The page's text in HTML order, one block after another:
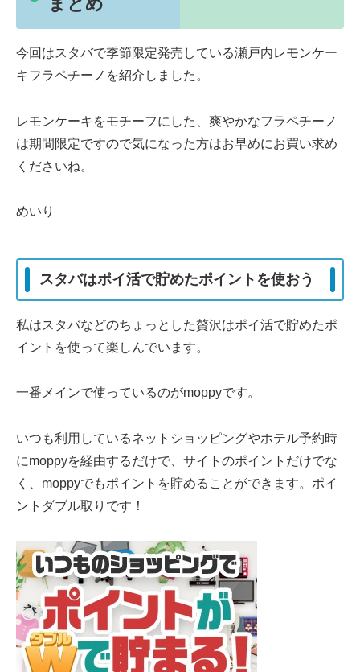
今回はスタバで季節限定発売している瀬戸内レモンケー
キフラペチーノを紹介しました。
レモンケーキをモチーフにした、爽やかなフラペチーノ
は期間限定ですので気になった方はお早めにお買い求め
くださいね。
めいり
スタバはポイ活で貯めたポイントを使おう
私はスタバなどのちょっとした贅沢はポイ活で貯めたポ
イントを使って楽しんでいます。
一番メインで使っているのがmoppyです。
いつも利用しているネットショッピングやホテル予約時
にmoppyを経由するだけで、サイトのポイントだけでな
く、moppyでもポイントを貯めることができます。ポイ
ントダブル取りです！